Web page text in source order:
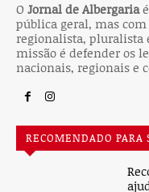
O Jornal de Albergaria
pública geral, mas
regionalista, pluralista
missão é defender os
nacionais, regionais e
RECOMENDADO PARA